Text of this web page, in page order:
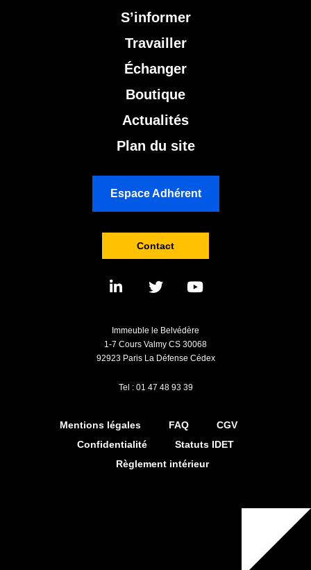
S’informer
Travailler
Échanger
Boutique
Actualités
Plan du site
Espace Adhérent
Contact
Immeuble le Belvédère
1-7 Cours Valmy CS 30068
92923 Paris La Défense Cédex
Tel : 01 47 48 93 39
Mentions légales FAQ
CGV
Confidentialité
Statuts IDET
Règlement intérieur